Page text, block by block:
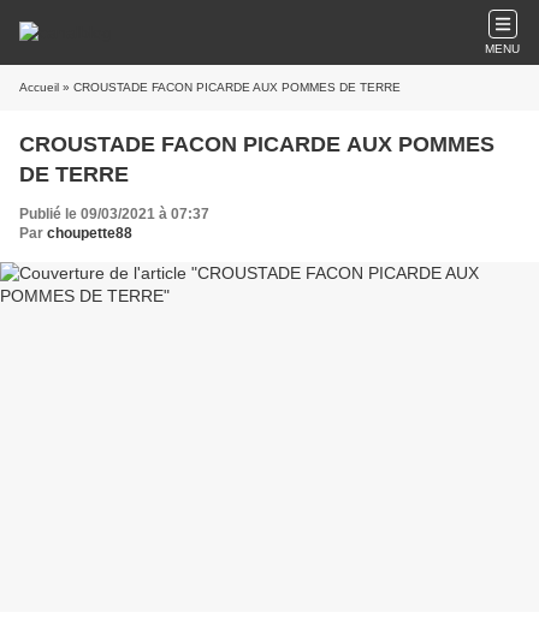
MENU
Accueil » CROUSTADE FACON PICARDE AUX POMMES DE TERRE
CROUSTADE FACON PICARDE AUX POMMES
DE TERRE
Publié le 09/03/2021 à 07:37
Par choupette88